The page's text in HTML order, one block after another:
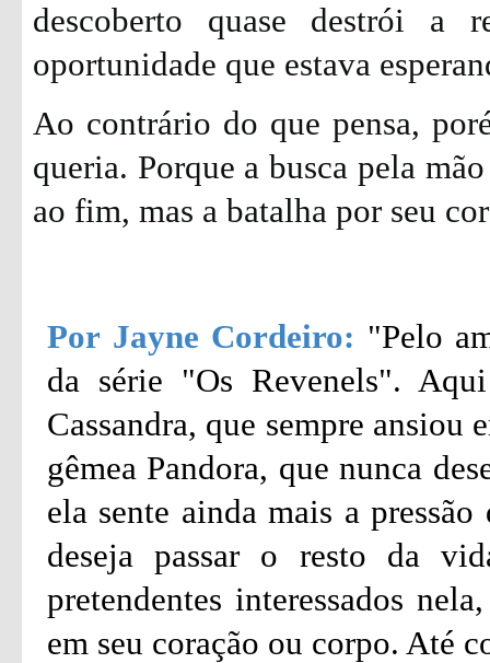
descoberto quase destrói a
oportunidade que estava
Ao contrário do que pensa,
queria. Porque a busca pela
ao fim, mas a batalha por seu
Por Jayne Cordeiro: "Pelo
da série "Os Revenels".
Cassandra, que sempre ansiou
gêmea Pandora, que nunca
ela sente ainda mais a
deseja passar o resto da
pretendentes interessados
em seu coração ou corpo. Até